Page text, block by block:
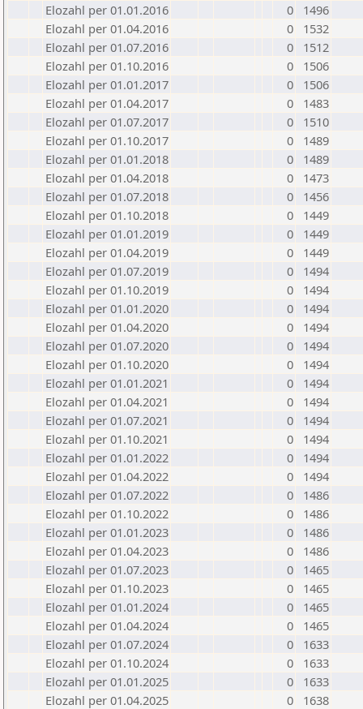
Elozahl per 01.01.2016
0
1496
Elozahl per 01.04.2016
0
1532
Elozahl per 01.07.2016
0
1512
Elozahl per 01.10.2016
0
1506
Elozahl per 01.01.2017
0
1506
Elozahl per 01.04.2017
0
1483
Elozahl per 01.07.2017
0
1510
Elozahl per 01.10.2017
0
1489
Elozahl per 01.01.2018
0
1489
Elozahl per 01.04.2018
0
1473
Elozahl per 01.07.2018
0
1456
Elozahl per 01.10.2018
0
1449
Elozahl per 01.01.2019
0
1449
Elozahl per 01.04.2019
0
1449
Elozahl per 01.07.2019
0
1494
Elozahl per 01.10.2019
0
1494
Elozahl per 01.01.2020
0
1494
Elozahl per 01.04.2020
0
1494
Elozahl per 01.07.2020
0
1494
Elozahl per 01.10.2020
0
1494
Elozahl per 01.01.2021
0
1494
Elozahl per 01.04.2021
0
1494
Elozahl per 01.07.2021
0
1494
Elozahl per 01.10.2021
0
1494
Elozahl per 01.01.2022
0
1494
Elozahl per 01.04.2022
0
1494
Elozahl per 01.07.2022
0
1486
Elozahl per 01.10.2022
0
1486
Elozahl per 01.01.2023
0
1486
Elozahl per 01.04.2023
0
1486
Elozahl per 01.07.2023
0
1465
Elozahl per 01.10.2023
0
1465
Elozahl per 01.01.2024
0
1465
Elozahl per 01.04.2024
0
1465
Elozahl per 01.07.2024
0
1633
Elozahl per 01.10.2024
0
1633
Elozahl per 01.01.2025
0
1633
Elozahl per 01.04.2025
0
1638